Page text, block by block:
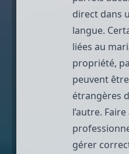
direct dans
langue.
liées au
propriété,
peuvent
étrangères
l’autre.
gérer